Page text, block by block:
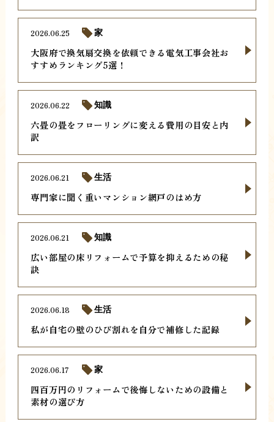
大阪府で換気扇交換を依頼できる電気工事会社お
すすめランキング5選！
2026.06.25 家
六畳の畳をフローリングに変える費用の目安と内
訳
2026.06.22 知識
専門家に聞く重いマンション網戸のはめ方
2026.06.21 生活
広い部屋の床リフォームで予算を抑えるための秘
訣
2026.06.21 知識
私が自宅の壁のひび割れを自分で補修した記録
2026.06.18 生活
四百万円のリフォームで後悔しないための設備と
素材の選び方
2026.06.17 家